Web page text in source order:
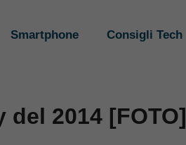
Smartphone Consigli Tech
2014 [FOTO]